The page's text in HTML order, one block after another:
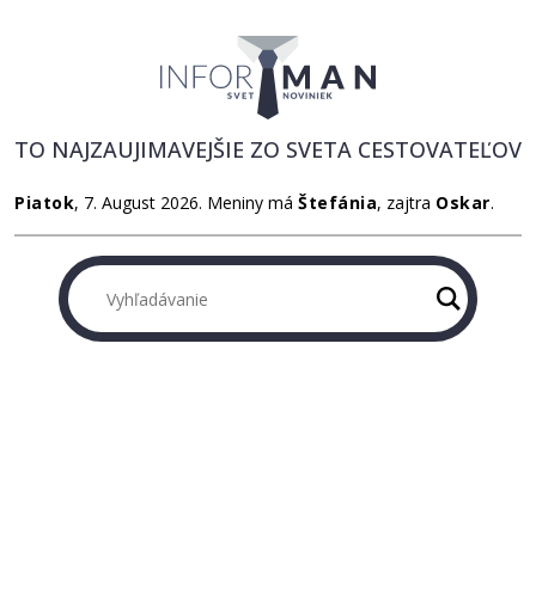
Piatok, 7. August 2026. Meniny má Štefánia, zajtra Oskar.
TO NAJZAUJIMAVEJŠIE ZO SVETA CESTOVATEĽOV